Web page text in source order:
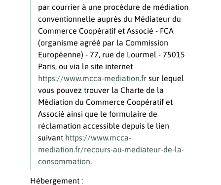
par courrier à une procédure de médiation
conventionnelle auprès du Médiateur du
Commerce Coopératif et Associé - FCA
(organisme agréé par la Commission
Européenne) - 77, rue de Lourmel - 75015
Paris, ou via le site internet
https://www.mcca-mediation.frsur lequel
vous pouvez trouver la Charte de la
Médiation du Commerce Coopératif et
Associé ainsi que le formulaire de
réclamation accessible depuis le lien
suivant https://www.mcca-
mediation.fr/recours-au-mediateur-de-la-
consommation.
Hébergement :